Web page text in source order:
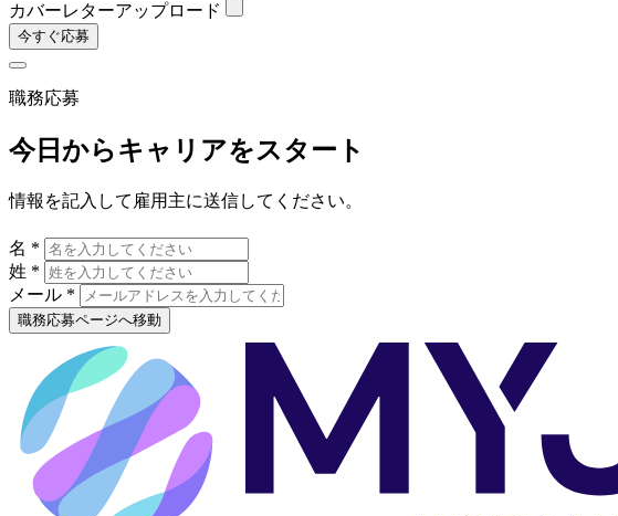
カバーレターアップロード
今すぐ応募
職務応募
今日からキャリアをスタート
情報を記入して雇用主に送信してください。
名 *
姓 *
メール *
職務応募ページへ移動